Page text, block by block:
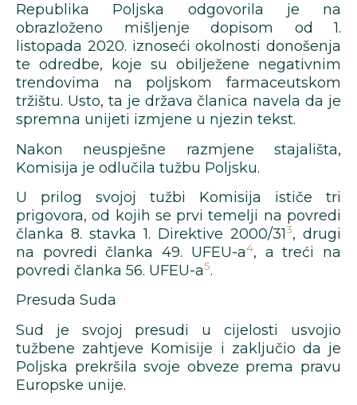
Republika Poljska odgovorila je na
obrazloženo mišljenje dopisom od 1.
listopada 2020. iznoseći okolnosti donošenja
te odredbe, koje su obilježene negativnim
trendovima na poljskom farmaceutskom
tržištu. Usto, ta je država članica navela da je
spremna unijeti izmjene u njezin tekst.
Nakon neuspješne razmjene stajališta,
Komisija je odlučila tužbu Poljsku.
U prilog svojoj tužbi Komisija ističe tri
prigovora, od kojih se prvi temelji na povredi
članka 8. stavka 1. Direktive 2000/313, drugi
na povredi članka 49. UFEU-a4, a treći na
povredi članka 56. UFEU-a5.
Presuda Suda
Sud je svojoj presudi u cijelosti usvojio
tužbene zahtjeve Komisije i zaključio da je
Poljska prekršila svoje obveze prema pravu
Europske unije.